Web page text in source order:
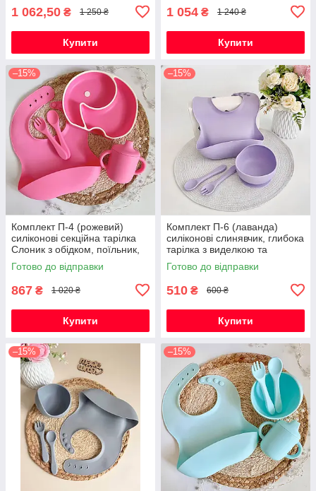
1 062,50 ₴ 1 250 ₴
Купити
1 054 ₴ 1 240 ₴
Купити
–15%
Комплект П-4 (рожевий)
силіконові секційна тарілка
Слоник з обідком, поїльник,
слюнявчик, ложка та виделка
Готово до відправки
867 ₴ 1 020 ₴
Купити
–15%
Комплект П-6 (лаванда)
силіконові слинявчик, глибока
тарілка з виделкою та
ложкою, посуд для прикорму
Готово до відправки
510 ₴ 600 ₴
Купити
–15% –15%